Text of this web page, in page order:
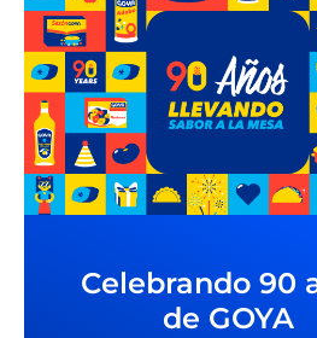
Celebrando 90
de GOYA